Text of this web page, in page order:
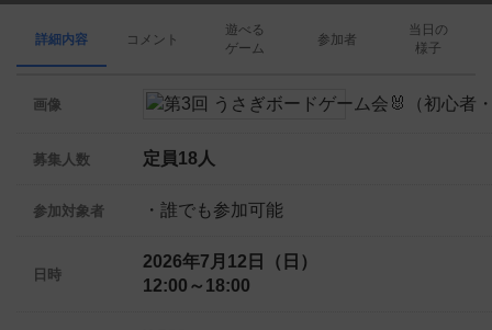
詳細内容 コメント
遊べる
ゲーム
参加者
当日の
様子
画像
募集人数 定員18人
参加対象者 ・誰でも参加可能
日時
2026年7月12日（日）
12:00～18:00